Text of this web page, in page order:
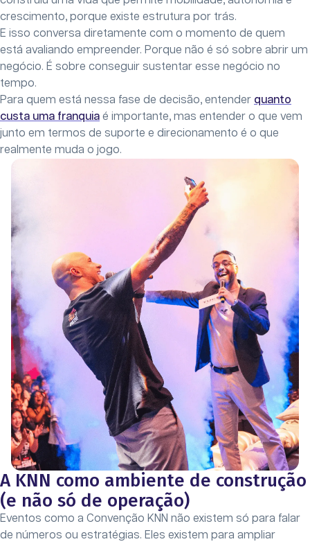
crescimento, porque existe estrutura por trás.
E isso conversa diretamente com o momento de quem
está avaliando empreender. Porque não é só sobre abrir um
negócio. É sobre conseguir sustentar esse negócio no
tempo.
Para quem está nessa fase de decisão, entender quanto
custa uma franquia é importante, mas entender o que vem
junto em termos de suporte e direcionamento é o que
realmente muda o jogo.
A KNN como ambiente de construção
(e não só de operação)
Eventos como a Convenção KNN não existem só para falar
de números ou estratégias. Eles existem para ampliar